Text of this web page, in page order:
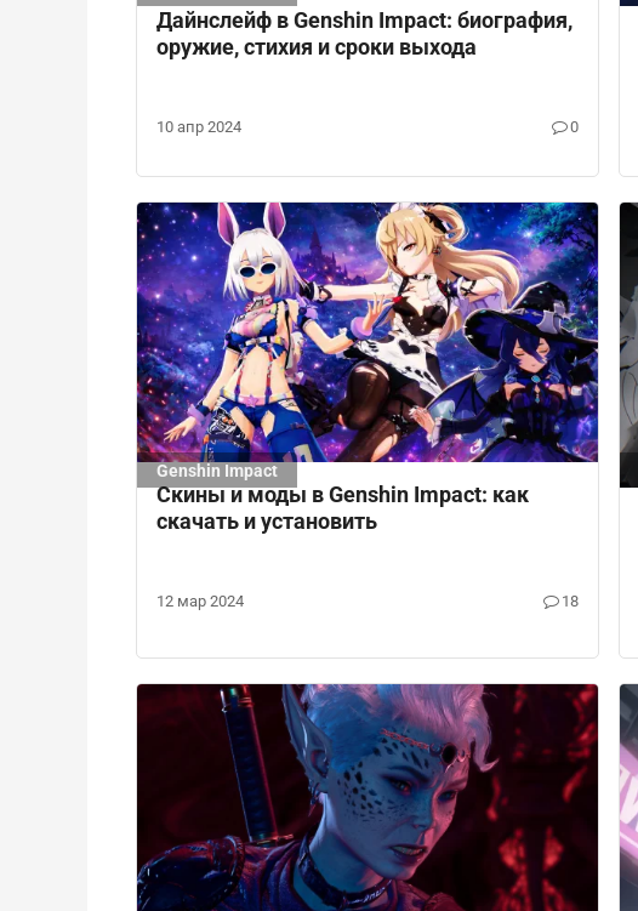
Дайнслейф в Genshin Impact: биография,
оружие, стихия и сроки выхода
10 апр 2024 0
Genshin Impact
Скины и моды в Genshin Impact: как
скачать и установить
12 мар 2024 18